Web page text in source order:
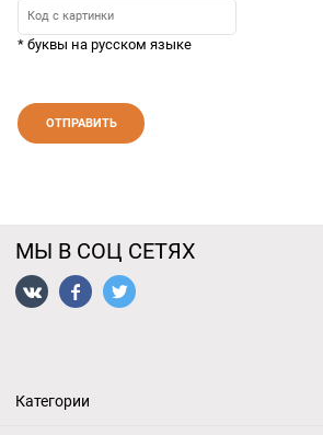
* буквы на русском языке
МЫ В СОЦ СЕТЯХ
Категории